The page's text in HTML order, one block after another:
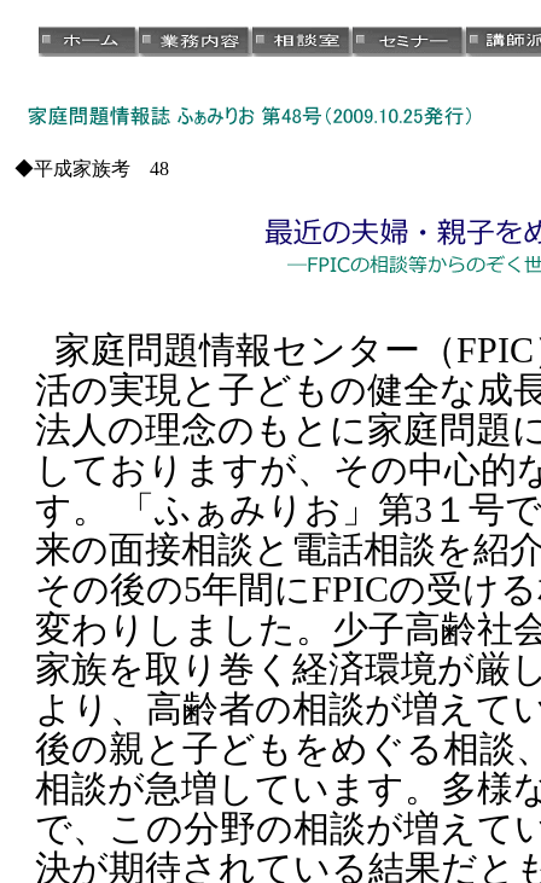
◆平成家族考 48
家庭問題情報センター（
活の実現と子どもの健全な成
法人の理念のもとに家庭問題
しておりますが、その中心的
す。 「ふぁみりお」第3１号
来の面接相談と電話相談を紹
その後の5年間にFPICの受け
変わりしました。少子高齢社
家族を取り巻く経済環境が厳
より、高齢者の相談が増えて
後の親と子どもをめぐる相談
相談が急増しています。多様
で、この分野の相談が増えて
決が期待されている結果だと